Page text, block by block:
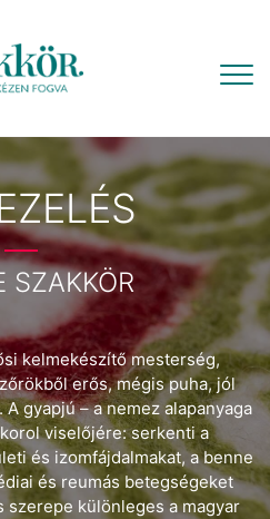
SZAKKÖR
kelmekészítő mesterség,
erős, mégis puha, jól
gyapjú – a nemez alapanyaga
viselőjére: serkenti a
és izomfájdalmakat, a benne
és reumás betegségeket
különleges a magyar